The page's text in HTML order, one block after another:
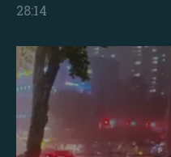
28:14